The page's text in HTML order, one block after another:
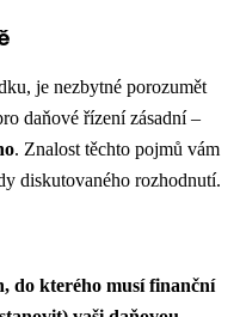
je nezbytné porozumět
daňové řízení zásadní –
. Znalost těchto pojmů vám
diskutovaného rozhodnutí.
, do kterého musí finanční